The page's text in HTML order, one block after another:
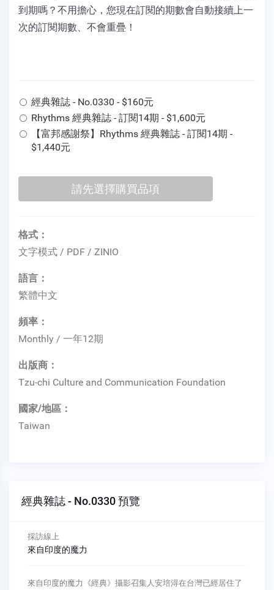
到期嗎？不用擔心，您現在訂閱的期數會自動接續上一
次的訂閱期數、不會重疊！
經典雜誌 - No.0330 - $160元
Rhythms 經典雜誌 - 訂閱14期 - $1,600元
【富邦感謝祭】Rhythms 經典雜誌 - 訂閱14期 -
$1,440元
格式：
文字模式 / PDF / ZINIO
語言：
繁體中文
頻率：
Monthly / 一年12期
出版商：
Tzu-chi Culture and Communication Foundation
國家/地區：
Taiwan
經典雜誌 - No.0330 預覽
讀者來函
田間藥理的重生
如果我們有長足的進步都是因為有您的祝福與關懷願將您此番